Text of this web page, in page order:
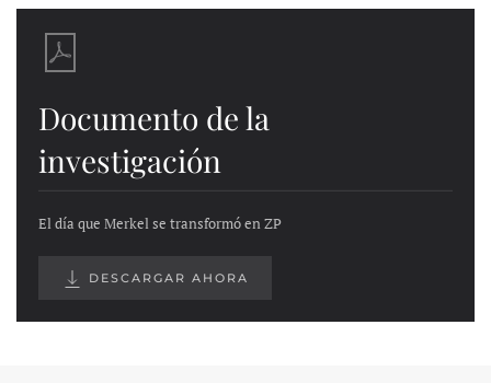
Documento de la
investigación
El día que Merkel se transformó en ZP
DESCARGAR AHORA